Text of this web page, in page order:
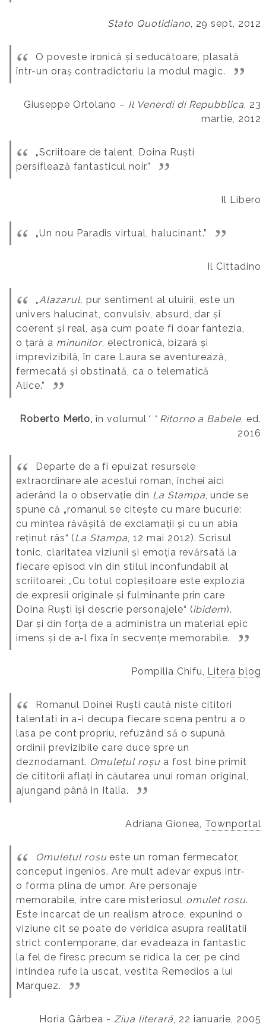
Stato Quotidiano, 29 sept, 2012
O poveste ironică și seducătoare, plasată
într-un oraș contradictoriu la modul magic.
Giuseppe Ortolano – Il Venerdì di Repubblica, 23
martie, 2012
„Scriitoare de talent, Doina Ruști
persiflează fantasticul noir.”
Il Libero
„Un nou Paradis virtual, halucinant.”
Il Cittadino
„Alazarul, pur sentiment al uluirii, este un
univers halucinat, convulsiv, absurd, dar și
coerent și real, așa cum poate fi doar fantezia,
o țară a minunilor, electronică, bizară și
imprevizibilă, în care Laura se aventurează,
fermecată și obstinată, ca o telematică
Alice.”
Roberto Merlo, în volumul * * Ritorno a Babele, ed.
2016
Departe de a fi epuizat resursele
extraordinare ale acestui roman, închei aici
aderând la o observație din La Stampa, unde se
spune că „romanul se citește cu mare bucurie:
cu mintea răvășită de exclamații și cu un abia
reținut râs“ (La Stampa, 12 mai 2012). Scrisul
tonic, claritatea viziunii și emoția revărsată la
fiecare episod vin din stilul inconfundabil al
scriitoarei: „Cu totul copleșitoare este explozia
de expresii originale și fulminante prin care
Doina Ruști își descrie personajele“ (ibidem).
Dar și din forța de a administra un material epic
imens și de a-l fixa în secvențe memorabile.
Pompilia Chifu, Litera blog
Romanul Doinei Ruști caută niste cititori
talentati in a-i decupa fiecare scena pentru a o
lasa pe cont propriu, refuzând să o supună
ordinii previzibile care duce spre un
deznodamant. Omulețul roșu a fost bine primit
de cititorii aflați in căutarea unui roman original,
ajungand până in Italia.
Adriana Gionea, Townportal
Omuletul rosu este un roman fermecator,
conceput ingenios. Are mult adevar expus intr-
o forma plina de umor. Are personaje
memorabile, intre care misteriosul omulet rosu.
Este incarcat de un realism atroce, expunind o
viziune cit se poate de veridica asupra realitatii
strict contemporane, dar evadeaza in fantastic
la fel de firesc precum se ridica la cer, pe cind
intindea rufe la uscat, vestita Remedios a lui
Marquez.
Horia Gârbea -Ziua literară, 22 ianuarie, 2005